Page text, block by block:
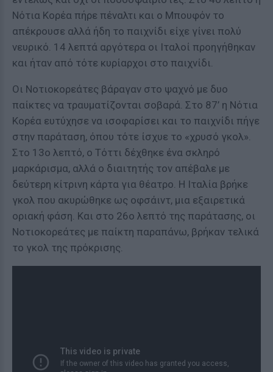
Νότια Κορέα πήρε πέναλτι και ο Μπουφόν το
απέκρουσε αλλά ήδη το παιχνίδι είχε γίνει πολύ
νευρικό. 14 λεπτά αργότερα οι Ιταλοί προηγήθηκαν
και ήταν από τότε κυρίαρχοι στο παιχνίδι.
Οι Νοτιοκορεάτες βάραγαν στο ψαχνό με δυο
παίκτες να τραυματίζονται σοβαρά. Στο 87’ η Νότια
Κορέα ευτύχησε να ισοφαρίσει και το παιχνίδι πήγε
στην παράταση, όπου τότε ίσχυε το «χρυσό γκολ».
Στο 13ο λεπτό, ο Τόττι δέχθηκε ένα σκληρό
μαρκάρισμα, αλλά ο διαιτητής τον απέβαλε με
δεύτερη κίτρινη κάρτα για θέατρο. Η Ιταλία βρήκε
γκολ που ακυρώθηκε ως οφσάιντ, μια εξαιρετικά
οριακή φάση. Και στο 26ο λεπτό της παράτασης, οι
Νοτιοκορεάτες με παίκτη παραπάνω, βρήκαν τελικά
το γκολ της πρόκρισης.